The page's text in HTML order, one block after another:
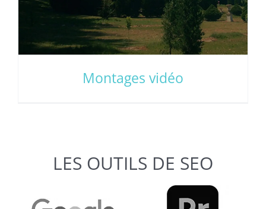
Montages vidéo
LES OUTILS DE SEO